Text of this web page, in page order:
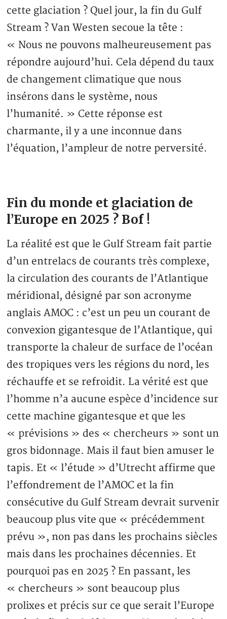
cette glaciation ? Quel jour, la fin du Gulf
Stream ? Van Westen secoue la tête :
« Nous ne pouvons malheureusement pas
répondre aujourd’hui. Cela dépend du taux
de changement climatique que nous
insérons dans le système, nous
l’humanité. » Cette réponse est
charmante, il y a une inconnue dans
l’équation, l’ampleur de notre perversité.
Fin du monde et glaciation de
l’Europe en 2025 ? Bof !
La réalité est que le Gulf Stream fait partie
d’un entrelacs de courants très complexe,
la circulation des courants de l’Atlantique
méridional, désigné par son acronyme
anglais AMOC : c’est un peu un courant de
convexion gigantesque de l’Atlantique, qui
transporte la chaleur de surface de l’océan
des tropiques vers les régions du nord, les
réchauffe et se refroidit. La vérité est que
l’homme n’a aucune espèce d’incidence sur
cette machine gigantesque et que les
« prévisions » des « chercheurs » sont un
gros bidonnage. Mais il faut bien amuser le
tapis. Et « l’étude » d’Utrecht affirme que
l’effondrement de l’AMOC et la fin
consécutive du Gulf Stream devrait survenir
beaucoup plus vite que « précédemment
prévu », non pas dans les prochains siècles
mais dans les prochaines décennies. Et
pourquoi pas en 2025 ? En passant, les
« chercheurs » sont beaucoup plus
prolixes et précis sur ce que serait l’Europe